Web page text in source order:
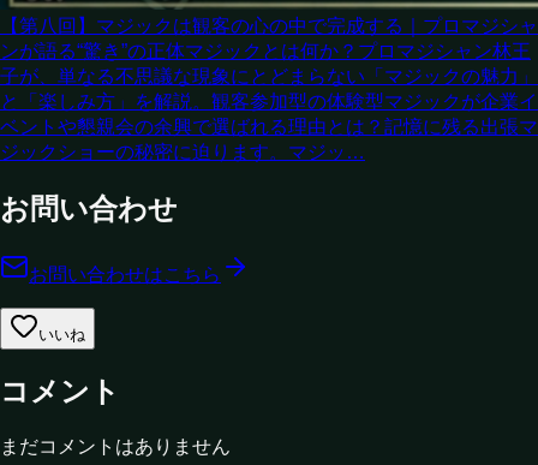
【第八回】マジックは観客の心の中で完成する｜プロマジシャ
ンが語る“驚き”の正体マジックとは何か？プロマジシャン林王
子が、単なる不思議な現象にとどまらない「マジックの魅力」
と「楽しみ方」を解説。観客参加型の体験型マジックが企業イ
ベントや懇親会の余興で選ばれる理由とは？記憶に残る出張マ
ジックショーの秘密に迫ります。マジッ…
お問い合わせ
お問い合わせはこちら
いいね
コメント
まだコメントはありません